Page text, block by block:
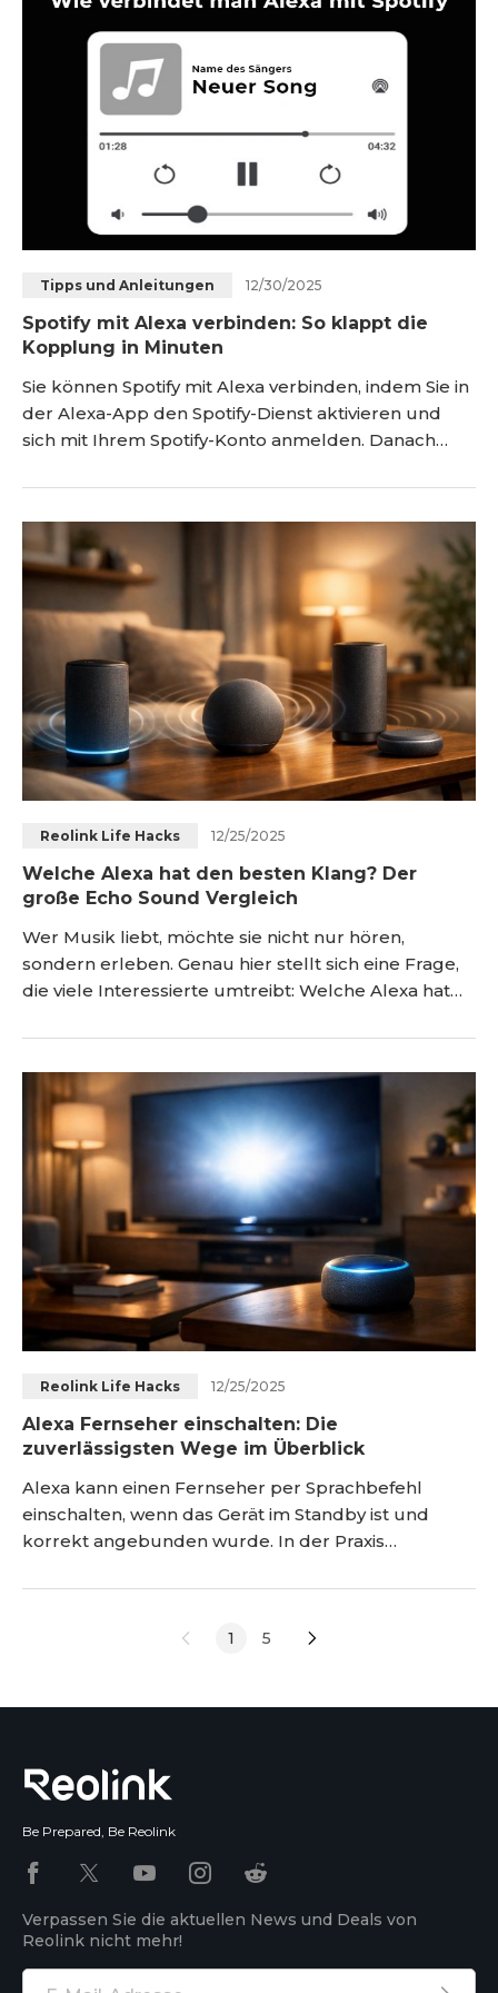
Tipps und Anleitungen 12/30/2025
Spotify mit Alexa verbinden: So klappt die
Kopplung in Minuten
Sie können Spotify mit Alexa verbinden, indem Sie in
der Alexa-App den Spotify-Dienst aktivieren und
sich mit Ihrem Spotify-Konto anmelden. Danach
Sprachbefehl ab und Sie können Spotify als
Standarddienst festlegen. Wenn es nicht
funktioniert, helfen meist gleiches WLAN, Updates,
Neustart und ein Entkoppeln plus Neuverbinden
des Spotify-Skills. <h
Reolink Life Hacks 12/25/2025
Welche Alexa hat den besten Klang? Der
große Echo Sound Vergleich
Wer Musik liebt, möchte sie nicht nur hören,
sondern erleben. Genau hier stellt sich eine Frage,
die viele Interessierte umtreibt: Welche Alexa hat
ganze Familie an Echo-Lautsprechern an, vom
kompakten Einsteigergerät bis zum raumfüllenden
Klangwürfel. Dieser Artikel führt Sie strukturiert,
präzise und praxisnah durch die wichtigsten
Modelle und h
Reolink Life Hacks 12/25/2025
Alexa Fernseher einschalten: Die
zuverlässigsten Wege im Überblick
Alexa kann einen Fernseher per Sprachbefehl
einschalten, wenn das Gerät im Standby ist und
korrekt angebunden wurde. In der Praxis
Smart TV mit nativer Alexa-Unterstützung, ein Fire
als Nachrüstung. Welche Lösung passt, hängt von
1 5
Be Prepared, Be Reolink
Verpassen Sie die aktuellen News und Deals von
Reolink nicht mehr!